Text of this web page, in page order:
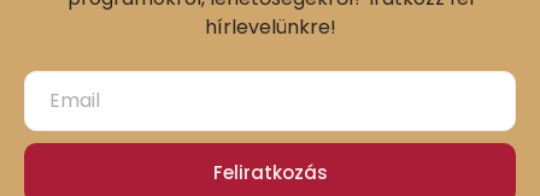
hírlevelünkre!
Feliratkozás